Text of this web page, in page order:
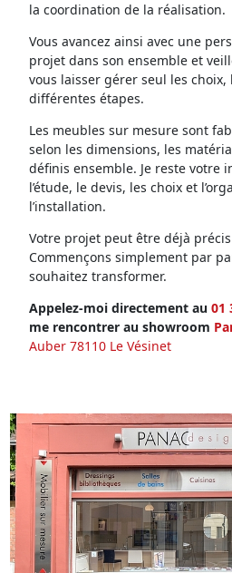
la coordination de la réalisation.
Vous avancez ainsi avec une
projet dans son ensemble et
vous laisser gérer seul les
différentes étapes.
Les meubles sur mesure sont
selon les dimensions, les
définis ensemble. Je reste votre
l’étude, le devis, les choix et
l’installation.
Votre projet peut être déjà
Commençons simplement par
souhaitez transformer.
Appelez-moi directement au 01
me rencontrer au showroom
Auber 78110 Le Vésinet